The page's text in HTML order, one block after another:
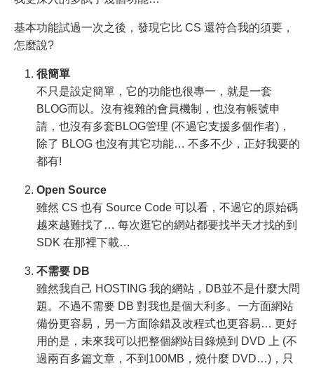
基本功能試過一次之後，發現它比 CS 還符合我的須要，
怎麼說?
很簡單
不只是設定簡單，它的功能也很專一，就是一套
BLOG而以。沒有複雜的會員機制，也沒有帳號申
請，也沒有多套BLOG管理 (不過它支援多個作者)，
除了 BLOG 也沒有其它功能… 不多不少，正好我要的
都有!
Open Source
雖然 CS 也有 Source Code 可以看，不過它的原始碼
越來越難找了… 每次逛它的網站都要找半天才找的到
SDK 在那裡下載…
不需要 DB
雖然我自己 HOSTING 我的網站，DB並不是什麼大問
題。不過不需要 DB 對我也是個大利多。一方面網站
備份更容易，另一方面除錯及改程式也更容易… 更好
用的是，未來我可以把整個網站目錄燒到 DVD 上 (不
過兩百多篇文章，不到100MB，燒什麼 DVD…)，只